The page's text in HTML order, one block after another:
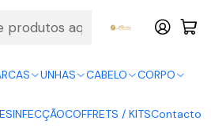
UNHAS CABELO CORPO
COFFRETS / KITSContacto
later with Klarna.
Vynn Gel Polish 258